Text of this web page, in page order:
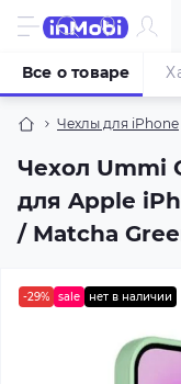
Чехлы для iPhone
Чехол Ummi
для Apple
/ Matcha
Все о товаре
-29% sale нет в наличии